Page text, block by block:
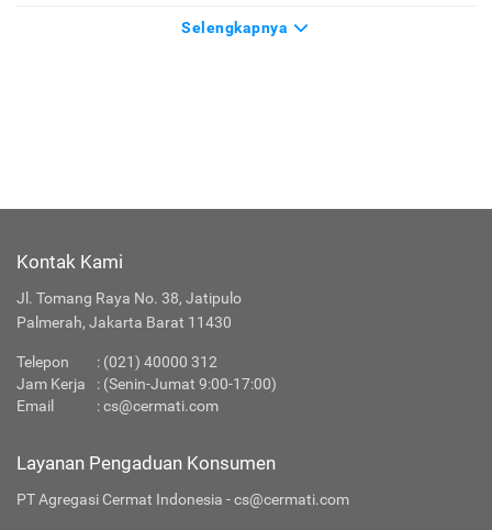
Selengkapnya
Kontak Kami
Jl. Tomang Raya No. 38, Jatipulo
Palmerah, Jakarta Barat 11430
Telepon : (021) 40000 312
Jam Kerja
: (Senin-Jumat 9:00-17:00)
Email
:cs@cermati.com
Layanan Pengaduan Konsumen
PT Agregasi Cermat Indonesia - cs@cermati.com